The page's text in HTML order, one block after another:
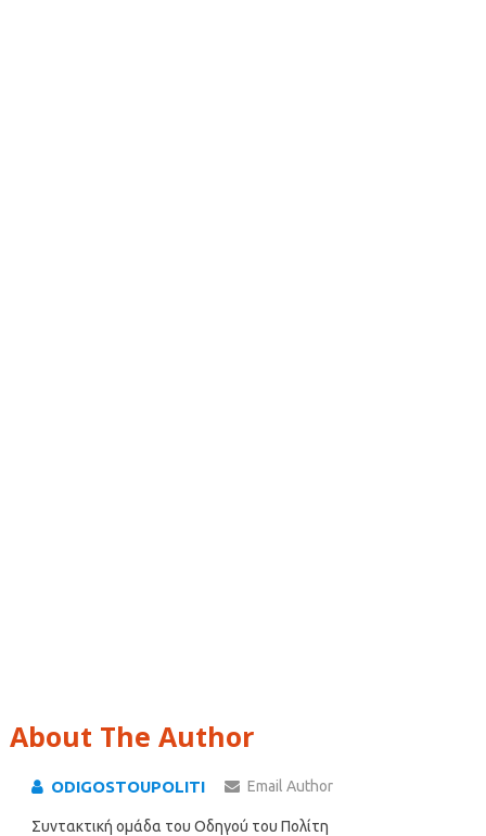
About The Author
ODIGOSTOUPOLITI Email Author
Συντακτική ομάδα του Οδηγού του Πολίτη